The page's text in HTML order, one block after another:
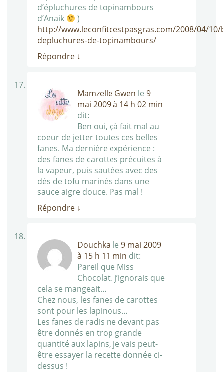
d’épluchures de topinambours
d’Anaik
)
http://www.leconfitcestpasgras.com/2008/04/
depluchures-de-topinambours/
Répondre ↓
Mamzelle Gwen le 9
mai 2009 à 14 h 02 min
dit:
Ben oui, çà fait mal au
coeur de jetter toutes ces belles
fanes. Ma dernière expérience :
des fanes de carottes précuites à
la vapeur, puis sautées avec des
dés de tofu marinés dans une
sauce aigre douce. Pas mal !
Répondre ↓
Douchka le 9 mai 2009
à 15 h 11 min dit:
Pareil que Miss
Chocolat, j’ignorais que
cela se mangeait…
Chez nous, les fanes de carottes
sont pour les lapinous…
Les fanes de radis ne devant pas
être donnés en trop grande
quantité aux lapins, je vais peut-
être essayer la recette donnée ci-
dessus !